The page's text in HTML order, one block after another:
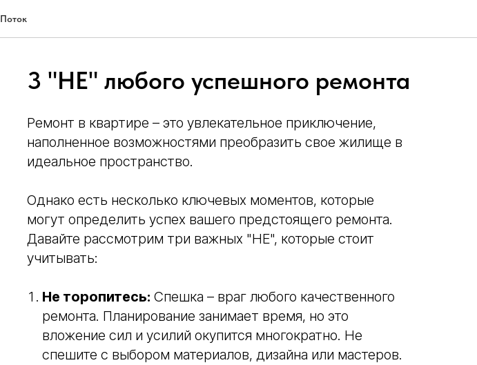
Поток
3 "НЕ" любого успешного ремонта
Ремонт в квартире – это увлекательное приключение,
наполненное возможностями преобразить свое жилище в
идеальное пространство.
Однако есть несколько ключевых моментов, которые
могут определить успех вашего предстоящего ремонта.
Давайте рассмотрим три важных "НЕ", которые стоит
учитывать:
Не торопитесь: Спешка – враг любого качественного
ремонта. Планирование занимает время, но это
вложение сил и усилий окупится многократно. Не
спешите с выбором материалов, дизайна или мастеров.